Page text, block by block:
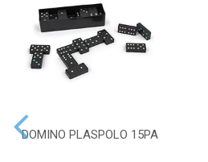
DOMINO PLASPOLO 15PA